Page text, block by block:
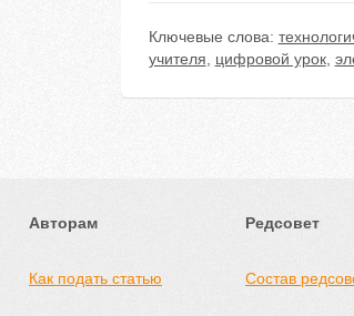
Ключевые слова:
учителя
цифровой урок,
Авторам
Как подать статью
Редсовет
Состав